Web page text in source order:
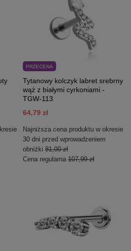
PRZECENA
Tytanowy kolczyk labret srebrny
wąż z białymi cyrkoniami -
TGW-113
64,79 zł
Najniższa cena produktu w okresie
30 dni przed wprowadzeniem
obniżki 81,00 zł
Cena regularna 107,99 zł